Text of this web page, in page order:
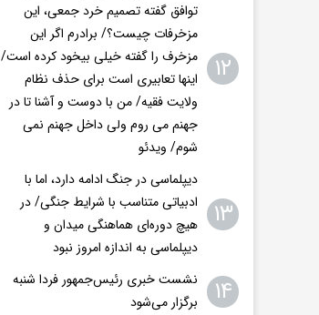
۱۲
توافق گفته تصمیم خرد جمعی، این
مزخرفات چیست؟/ برادرم اگر این
مزخرف را گفته خیلی بیخود کرده است/
اینها تعابیری است برای حذف نظام
ولایت فقیه/ من با دوست و آشنا تا در
جهنم می روم ولی داخل جهنم نمی
شوم/ ویدئو
۱۳
دیپلماسی در جنگ ادامه دارد، اما با
ادبیاتی متناسب با شرایط جنگی/ در
هیچ دوره‌ای هماهنگی میدان و
دیپلماسی به اندازه امروز نبود
۱۴
نشست خبری رئیس‌جمهور فردا شنبه
برگزار می‌شود